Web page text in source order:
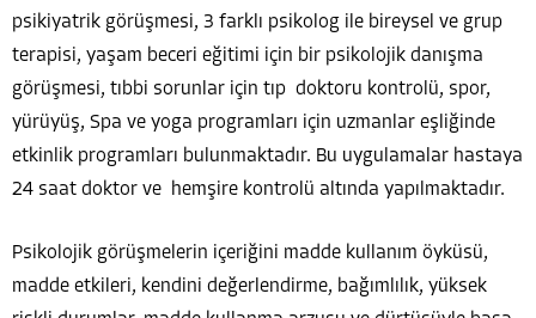
psikiyatrik görüşmesi, 3 farklı psikolog ile bireysel ve grup
terapisi, yaşam beceri eğitimi için bir psikolojik danışma
görüşmesi, tıbbi sorunlar için tıp doktoru kontrolü, spor,
yürüyüş, Spa ve yoga programları için uzmanlar eşliğinde
etkinlik programları bulunmaktadır. Bu uygulamalar hastaya
24 saat doktor ve hemşire kontrolü altında yapılmaktadır.
Psikolojik görüşmelerin içeriğini madde kullanım öyküsü,
madde etkileri, kendini değerlendirme, bağımlılık, yüksek